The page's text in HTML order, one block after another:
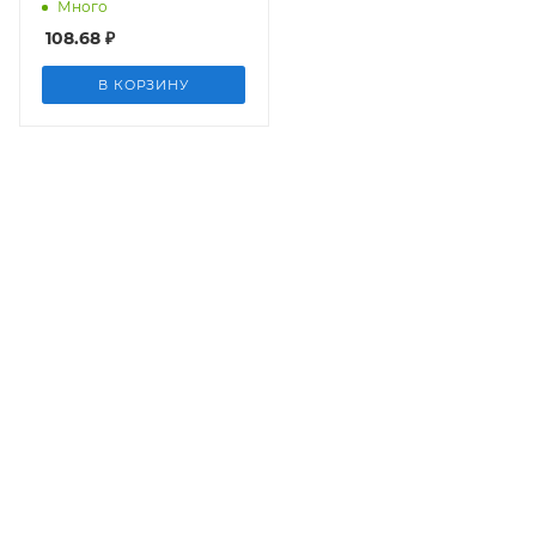
Много
108.68 ₽
В КОРЗИНУ